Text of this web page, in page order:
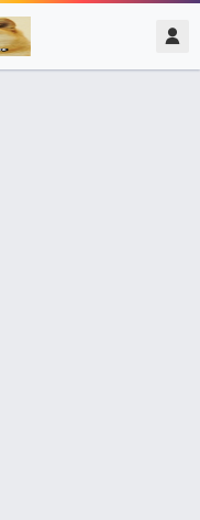
2021/8/22